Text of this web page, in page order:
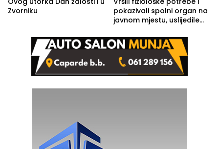
Zvorniku
pokazivali spolni organ na
javnom mjestu, uslijedile